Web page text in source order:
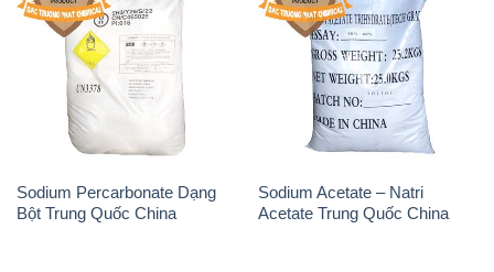
Sodium Percarbonate Dạng
Bột Trung Quốc China
Sodium Acetate – Natri
Acetate Trung Quốc China